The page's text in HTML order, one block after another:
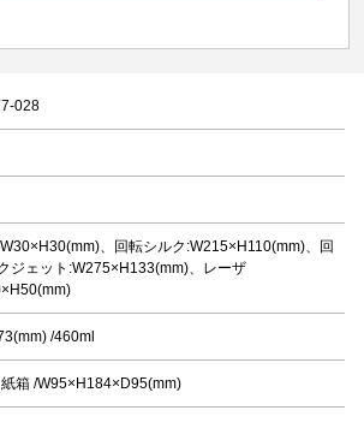
028
、回転シルク:W215×H110(mm)、回
ジェット:W275×H133(mm)、レーザ
/460ml
箱 /W95×H184×D95(mm)